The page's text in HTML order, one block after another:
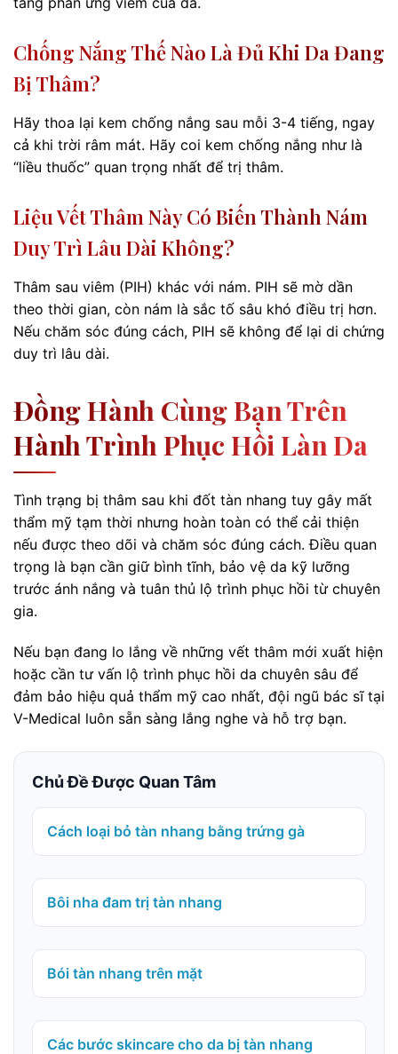
Chống Nắng Thế Nào Là Đủ Khi Da Đang
Bị Thâm?
Hãy thoa lại kem chống nắng sau mỗi 3-4 tiếng, ngay
cả khi trời râm mát. Hãy coi kem chống nắng như là
“liều thuốc” quan trọng nhất để trị thâm.
Liệu Vết Thâm Này Có Biến Thành Nám
Duy Trì Lâu Dài Không?
Thâm sau viêm (PIH) khác với nám. PIH sẽ mờ dần
theo thời gian, còn nám là sắc tố sâu khó điều trị hơn.
Nếu chăm sóc đúng cách, PIH sẽ không để lại di chứng
duy trì lâu dài.
Đồng Hành Cùng Bạn Trên
Hành Trình Phục Hồi Làn Da
Tình trạng bị thâm sau khi đốt tàn nhang tuy gây mất
thẩm mỹ tạm thời nhưng hoàn toàn có thể cải thiện
nếu được theo dõi và chăm sóc đúng cách. Điều quan
trọng là bạn cần giữ bình tĩnh, bảo vệ da kỹ lưỡng
trước ánh nắng và tuân thủ lộ trình phục hồi từ chuyên
gia.
Nếu bạn đang lo lắng về những vết thâm mới xuất hiện
hoặc cần tư vấn lộ trình phục hồi da chuyên sâu để
đảm bảo hiệu quả thẩm mỹ cao nhất, đội ngũ bác sĩ tại
V-Medical luôn sẵn sàng lắng nghe và hỗ trợ bạn.
Chủ Đề Được Quan Tâm
Cách loại bỏ tàn nhang bằng trứng gà
Bôi nha đam trị tàn nhang
Bói tàn nhang trên mặt
Các bước skincare cho da bị tàn nhang